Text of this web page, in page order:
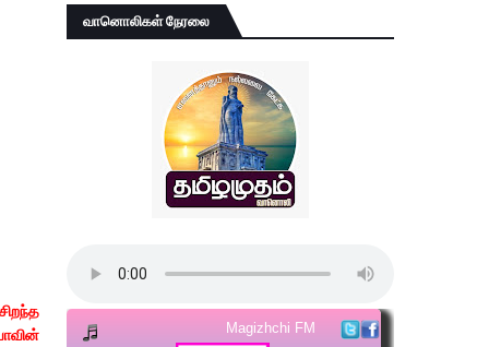
வானொலிகள் நேரலை